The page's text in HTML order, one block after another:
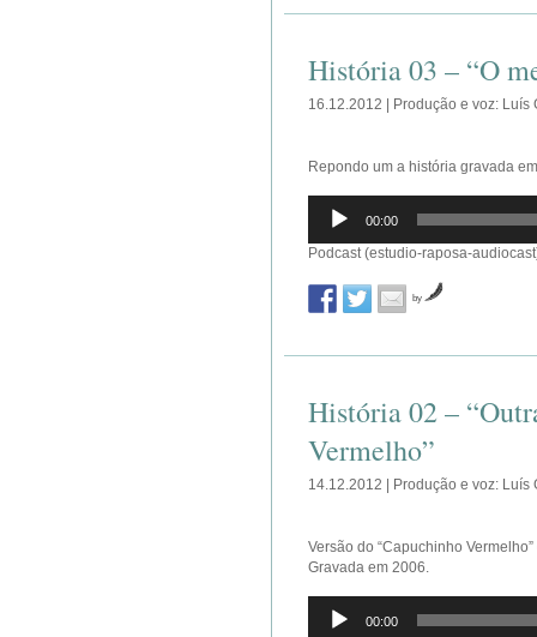
História 03 – “O
16.12.2012 | Produção e voz: Luís
Repondo um a história gravada
Reprodutor
áudio
00:00
Podcast (estudio-raposa-
by
História 02 –
Vermelho”
14.12.2012 | Produção e voz: Luís
Versão do “Capuchinho
Gravada em 2006.
Reprodutor
00:00